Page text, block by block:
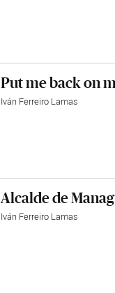
Put me back on
Iván Ferreiro Lamas
Alcalde de
Iván Ferreiro Lamas